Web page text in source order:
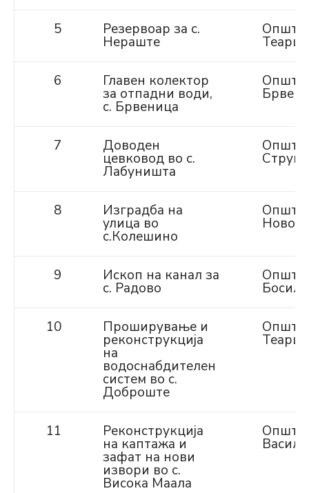
5 Резервоар за с.
Нераште Теарце
6 Главен колектор
за отпадни води,
с. Брвеница
7 Доводен
цевковод во с.
Лабуништа
Струга
8 Изградба на
улица во
с.Колешино
Ново
9 Ископ на канал за
с. Радово
10 Проширување и
реконструкција
на
водоснабдителен
систем во с.
Доброште
Теарце
11 Реконструкција
на каптажа и
зафат на нови
извори во с.
Висока Маала